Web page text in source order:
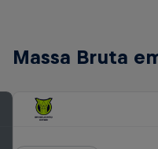
Massa Bruta